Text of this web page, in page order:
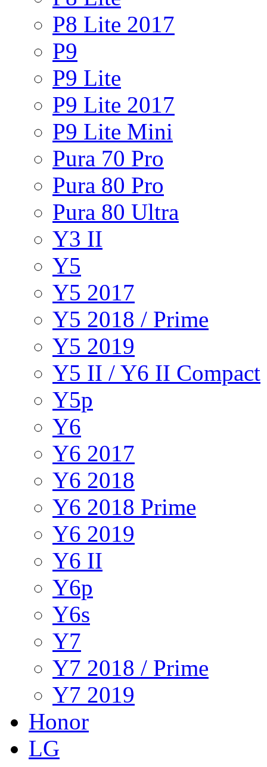
P8 Lite 2017
P9
P9 Lite
P9 Lite 2017
P9 Lite Mini
Pura 70 Pro
Pura 80 Pro
Pura 80 Ultra
Y3 II
Y5
Y5 2017
Y5 2018 / Prime
Y5 2019
Y5 II / Y6 II Compact
Y5p
Y6
Y6 2017
Y6 2018
Y6 2018 Prime
Y6 2019
Y6 II
Y6p
Y6s
Y7
Y7 2018 / Prime
Y7 2019
Honor
LG